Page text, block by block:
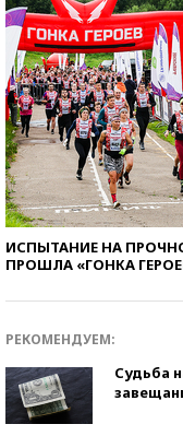
ИСПЫТАНИЕ НА
ПРОШЛА «ГОНКА
РЕКОМЕНДУЕМ:
Судьба